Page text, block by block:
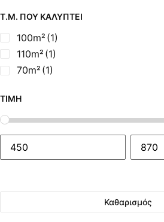
Τ.Μ. ΠΟΥ ΚΑΛΎΠΤΕΙ
100m² (1)
110m² (1)
70m² (1)
ΤΙΜΉ
Καθαρισμός